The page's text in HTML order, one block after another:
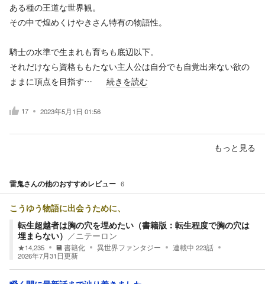
ある種の王道な世界観。
その中で煌めくけやきさん特有の物語性。
騎士の水準で生まれも育ちも底辺以下。
それだけなら資格ももたない主人公は自分でも自覚出来ない欲の
ままに頂点を目指す…
続きを読む
17 2023年5月1日 01:56
もっと見る
雷鬼さんの他のおすすめレビュー 6
こうゆう物語に出会うために、
転生超越者は胸の穴を埋めたい（書籍版：転生程度で胸の穴は
埋まらない） ／ ニテーロン
★14,235 書籍化 異世界ファンタジー 連載中 223話
2026年7月31日更新